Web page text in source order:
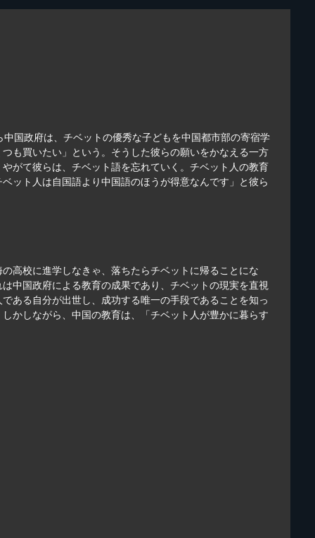
国政府は、チベットの優秀な子どもを中国都市部の寄宿学
も買いたい」という。そうした彼らの願いをかなえる一方
がて彼らは、チベット語を忘れていく。チベット人の教育
ット人は自国語より中国語のほうが得意なんです」と彼ら
高校に進学しなきゃ、落ちたらチベットに帰ることにな
中国政府による教育の成果であり、チベットの現実を直視
ある自分が出世し、成功する唯一の手段であることを知っ
かしながら、中国の教育は、「チベット人が豊かに暮らす